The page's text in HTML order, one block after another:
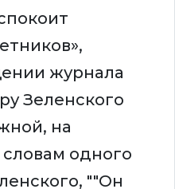
журнала
Зеленского
на
одного
""Он